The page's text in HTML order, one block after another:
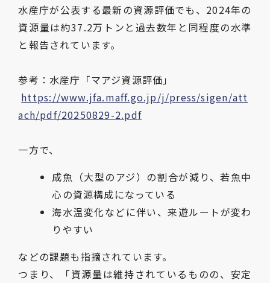
水産庁が公表する最新の資源評価でも、 2024年の
資源量は約37.2万トンと過去数年と同程度の水準
と報告されています。
参考：水産庁「マアジ資源評価」
https://www.jfa.maff.go.jp/j/press/sigen/att
ach/pdf/20250829-2.pdf
一方で、
成魚（大型のアジ）の割合が減り、若魚中
心の資源構成になっている
海水温変化などに伴い、来遊ルートが変わ
りやすい
などの課題も指摘されています。
つまり、「資源量は維持されているものの、安定